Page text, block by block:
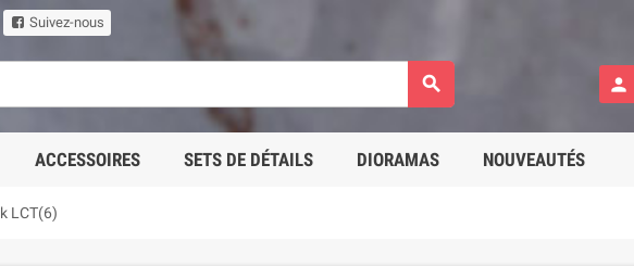
Suivez-nous
 
ACCESSOIRES SETS DE DÉTAILS DIORAMAS NOUVEAUTÉS
LCT(6)